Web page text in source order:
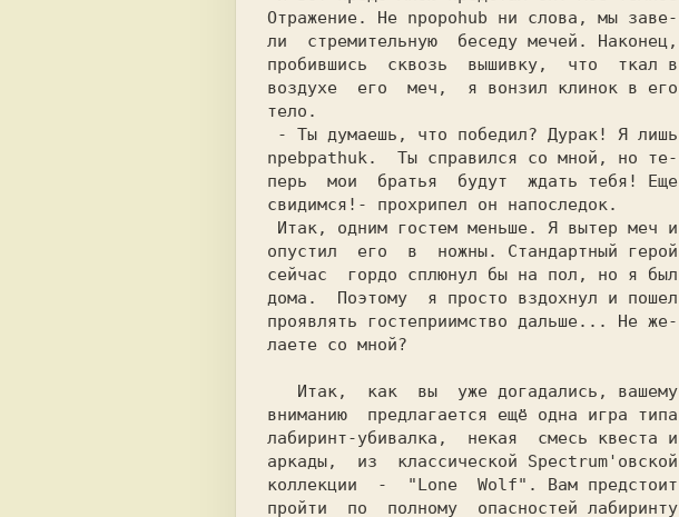
Отражение. He npopohub ни слова, мы заве-
ли  стремительную  беседу мечей. Наконец,
пробившись  сквозь  вышивку,  что  ткал в
воздухе  его  меч,  я вонзил клинок в его
тело.
npebpathuk.  Ты справился со мной, но те-
перь  мои  братья  будут  ждать тебя! Еще
свидимся!- прохрипел он напоследок.
опустил  его  в  ножны. Стандартный герой
сейчас  гордо сплюнул бы на пол, но я был
дома.  Поэтому  я просто вздохнул и пошел
проявлять гостеприимство дальше... He же-
лаeтe со мной?
вниманию  предлагается ещё одна игра типа
лабиринт-убивалка,  некая  смесь квеста и
аркады,  из  классической Spectrum'овской
коллекции  -  "Lone  Wolf". Вам предстоит